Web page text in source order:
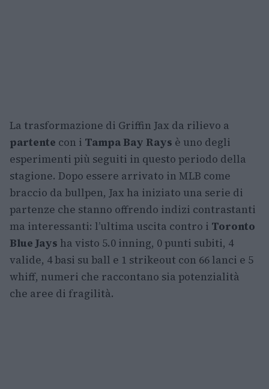
La trasformazione di Griffin Jax da rilievo a
partente con i Tampa Bay Rays è uno degli
esperimenti più seguiti in questo periodo della
stagione. Dopo essere arrivato in MLB come
braccio da bullpen, Jax ha iniziato una serie di
partenze che stanno offrendo indizi contrastanti
ma interessanti: l’ultima uscita contro i Toronto
Blue Jays ha visto 5.0 inning, 0 punti subiti, 4
valide, 4 basi su ball e 1 strikeout con 66 lanci e 5
whiff, numeri che raccontano sia potenzialità
che aree di fragilità.